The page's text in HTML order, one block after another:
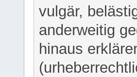
vulgär,
anderweitig
hinaus